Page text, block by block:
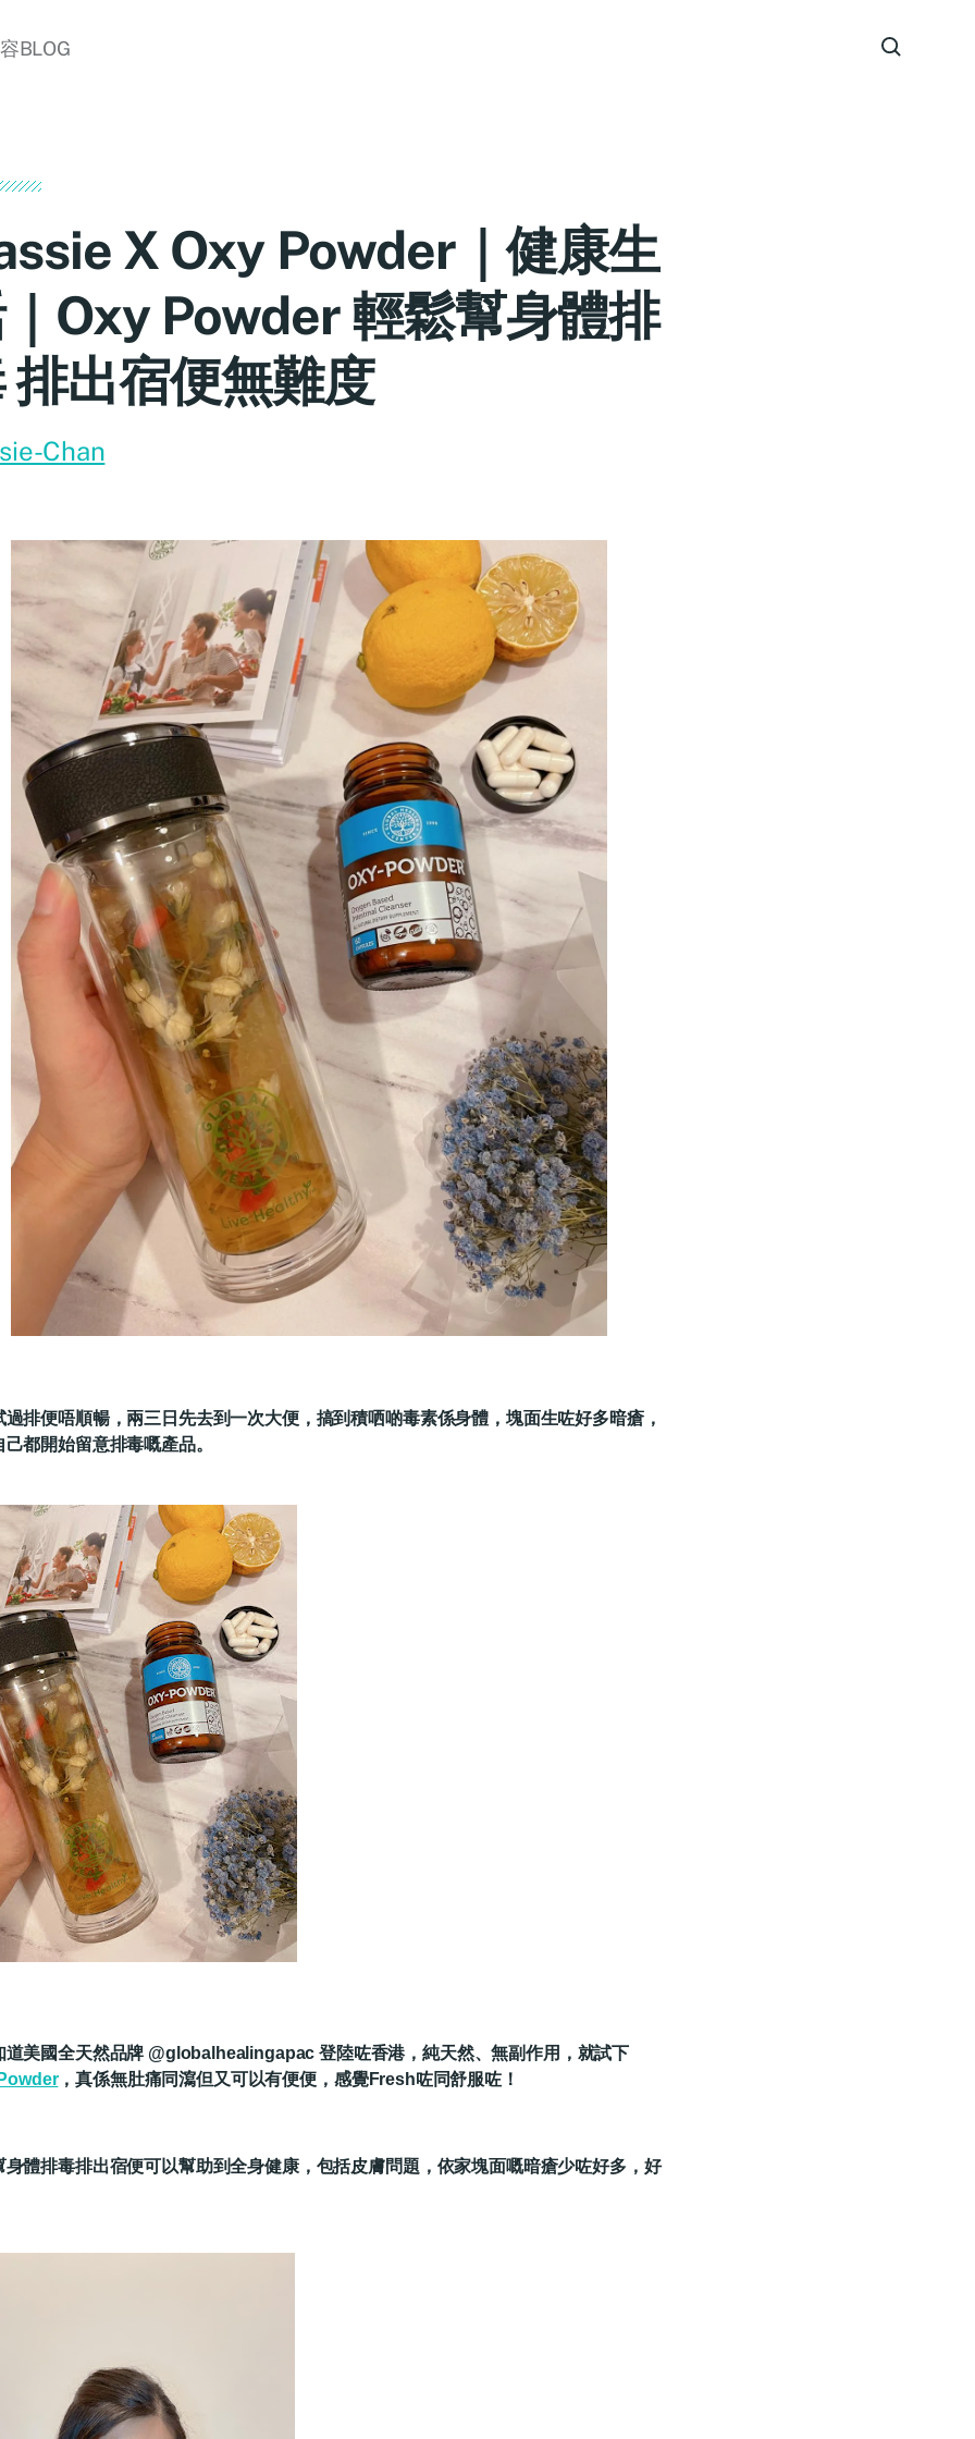
BLOG
X Oxy Powder｜健康生
Oxy Powder 輕鬆幫身體排
排出宿便無難度
Chan
過排便唔順暢，兩三日先去到一次大便，搞到積哂啲毒素係身體，塊面生咗好多暗瘡，
己都開始留意排毒嘅產品。
道美國全天然品牌 @globalhealingapac 登陸咗香港，純天然、無副作用，就試下
，真係無肚痛同瀉但又可以有便便，感覺Fresh咗同舒服咗！
身體排毒排出宿便可以幫助到全身健康，包括皮膚問題，依家塊面嘅暗瘡少咗好多，好